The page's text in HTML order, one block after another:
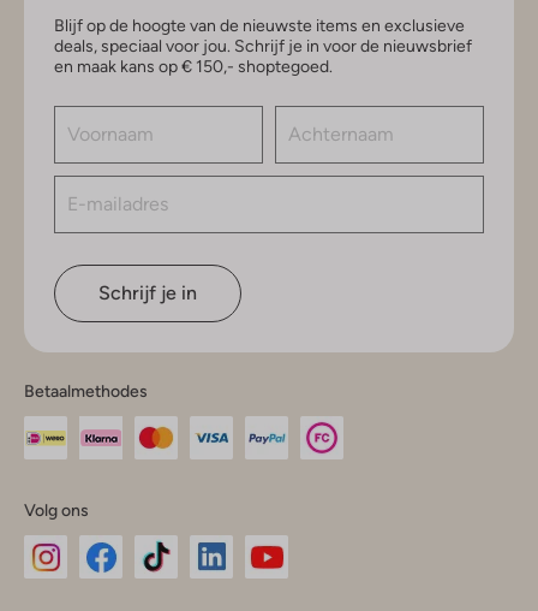
Blijf op de hoogte van de nieuwste items en exclusieve
deals, speciaal voor jou. Schrijf je in voor de nieuwsbrief
en maak kans op € 150,- shoptegoed.
Schrijf je in
Betaalmethodes
Volg ons